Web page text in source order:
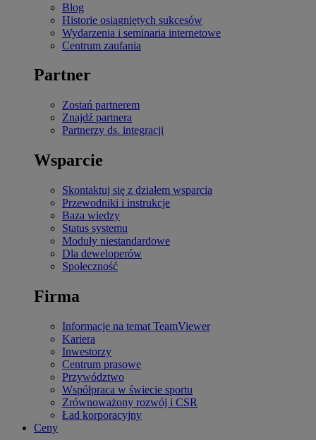
Blog
Historie osiągniętych sukcesów
Wydarzenia i seminaria internetowe
Centrum zaufania
Partner
Zostań partnerem
Znajdź partnera
Partnerzy ds. integracji
Wsparcie
Skontaktuj się z działem wsparcia
Przewodniki i instrukcje
Baza wiedzy
Status systemu
Moduły niestandardowe
Dla deweloperów
Społeczność
Firma
Informacje na temat TeamViewer
Kariera
Inwestorzy
Centrum prasowe
Przywództwo
Współpraca w świecie sportu
Zrównoważony rozwój i CSR
Ład korporacyjny
Ceny